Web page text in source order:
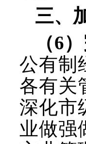
三、
（6
公有制
各有关
深化市
业做强